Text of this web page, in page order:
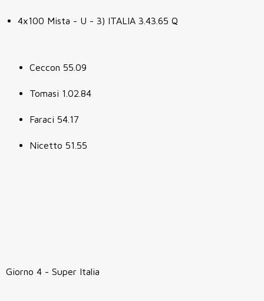
4x100 Mista - U - 3) ITALIA 3.43.65 Q
Ceccon 55.09
Tomasi 1.02.84
Faraci 54.17
Nicetto 51.55
Giorno 4 - Super Italia